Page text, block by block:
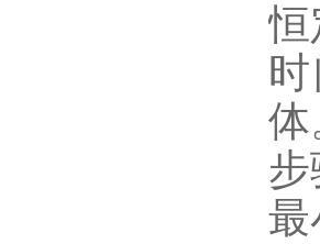
恒
体
最